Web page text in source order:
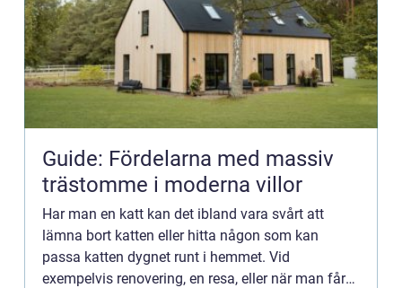
Guide: Fördelarna med massiv
trästomme i moderna villor
Har man en katt kan det ibland vara svårt att
lämna bort katten eller hitta någon som kan
passa katten dygnet runt i hemmet. Vid
exempelvis renovering, en resa, eller när man får